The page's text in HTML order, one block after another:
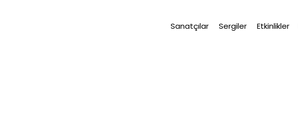
Sanatçılar Sergiler Etkinlikler